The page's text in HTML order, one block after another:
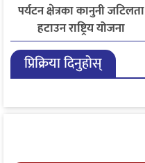
पर्यटन क्षेत्रका कानुनी जटिलता
हटाउन राष्ट्रिय योजना
आयोगसमक्ष होटल संघ
बागमतीका पाँचबुँदे माग
प्रिक्रिया दिनुहोस्